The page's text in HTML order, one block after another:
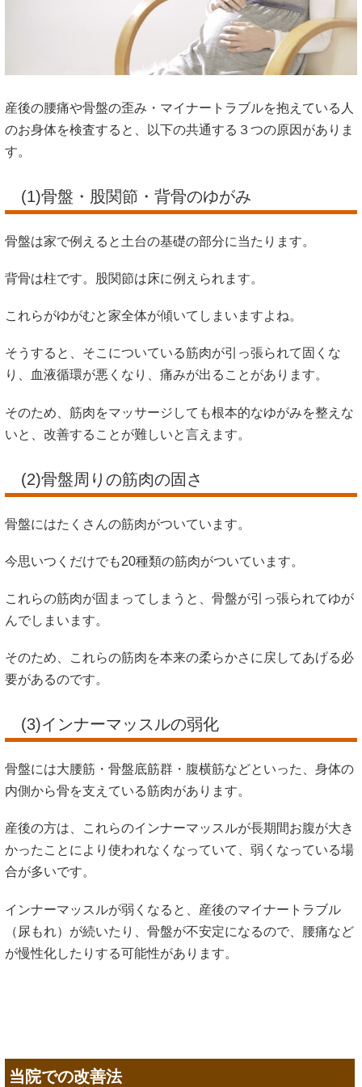
産後の腰痛や骨盤の歪み・マイナートラブルを抱えている人
のお身体を検査すると、以下の共通する３つの原因がありま
す。
(1)骨盤・股関節・背骨のゆがみ
骨盤は家で例えると土台の基礎の部分に当たります。
背骨は柱です。股関節は床に例えられます。
これらがゆがむと家全体が傾いてしまいますよね。
そうすると、そこについている筋肉が引っ張られて固くな
り、血液循環が悪くなり、痛みが出ることがあります。
そのため、筋肉をマッサージしても根本的なゆがみを整えな
いと、改善することが難しいと言えます。
(2)骨盤周りの筋肉の固さ
骨盤にはたくさんの筋肉がついています。
今思いつくだけでも20種類の筋肉がついています。
これらの筋肉が固まってしまうと、骨盤が引っ張られてゆが
んでしまいます。
そのため、これらの筋肉を本来の柔らかさに戻してあげる必
要があるのです。
(3)インナーマッスルの弱化
骨盤には大腰筋・骨盤底筋群・腹横筋などといった、身体の
内側から骨を支えている筋肉があります。
産後の方は、これらのインナーマッスルが長期間お腹が大き
かったことにより使われなくなっていて、弱くなっている場
合が多いです。
インナーマッスルが弱くなると、産後のマイナートラブル
（尿もれ）が続いたり、骨盤が不安定になるので、腰痛など
が慢性化したりする可能性があります。
当院での改善法